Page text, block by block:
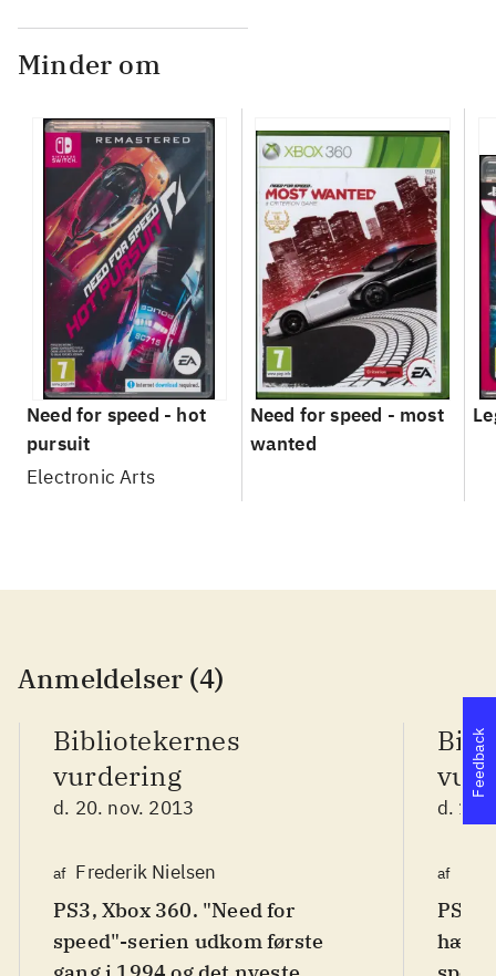
Minder om
Need for speed - hot
pursuit
Electronic Arts
Need for speed - most
wanted
Anmeldelser (4)
Bibliotekernes
vurdering
d. 20. nov. 2013
af Frederik Nielsen
PS3, Xbox 360. "Need for
speed"-serien udkom første
d. 17.
af
PS4,
Feedback